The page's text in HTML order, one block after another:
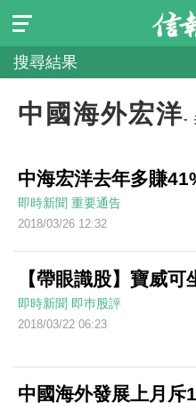
搜尋結果
中國海外宏洋-
中海宏洋去年多賺
即時新聞 重要通告
2018/03/26 12:32
【帶眼識股】寶威可
即時新聞 即巿股評
2018/03/22 06:23
中國海外發展上月斥